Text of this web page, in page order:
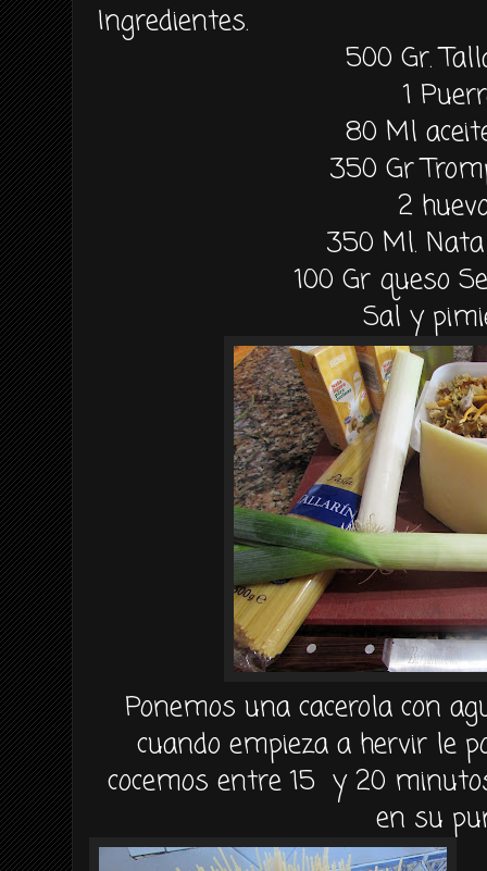
Ingredientes.
500 Gr.
1
80 Ml
350 Gr
2
350 Ml.
100 Gr queso
Sal y
Ponemos una cacerola con
cuando empieza a hervir le
cocemos entre 15 y 20
en su